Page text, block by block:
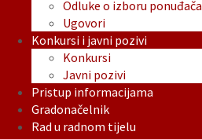
Odluke o izboru ponuđača
Ugovori
Konkursi i javni pozivi
Konkursi
Javni pozivi
Pristup informacijama
Gradonačelnik
Rad u radnom tijelu